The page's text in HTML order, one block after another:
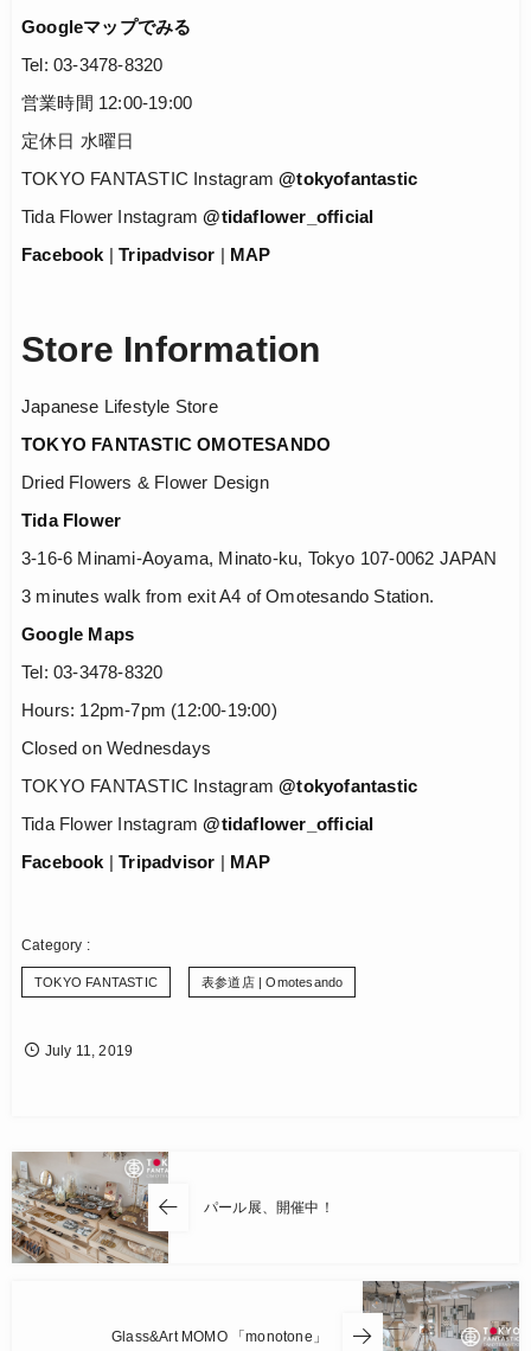
Googleマップでみる
Tel: 03-3478-8320
営業時間 12:00-19:00
定休日 水曜日
TOKYO FANTASTIC Instagram@tokyofantastic
Tida Flower Instagram@tidaflower_official
Facebook |Tripadvisor | MAP
Store Information
Japanese Lifestyle Store
TOKYO FANTASTIC OMOTESANDO
Dried Flowers & Flower Design
Tida Flower
3-16-6 Minami-Aoyama, Minato-ku, Tokyo 107-0062 JAPAN
3 minutes walk from exit A4 of Omotesando Station.
Google Maps
Tel: 03-3478-8320
Hours: 12pm-7pm (12:00-19:00)
Closed on Wednesdays
TOKYO FANTASTIC Instagram@tokyofantastic
Tida Flower Instagram@tidaflower_official
Facebook |Tripadvisor | MAP
TOKYO FANTASTIC 表参道店 | Omotesando
July 11 ,2019
パール展、開催中！
Glass&Art MOMO 「monotone」